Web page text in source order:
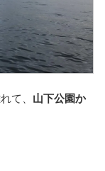
て、 山下公園か